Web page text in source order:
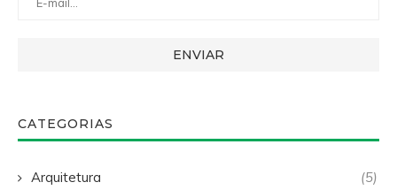
CATEGORIAS
Arquitetura (5)